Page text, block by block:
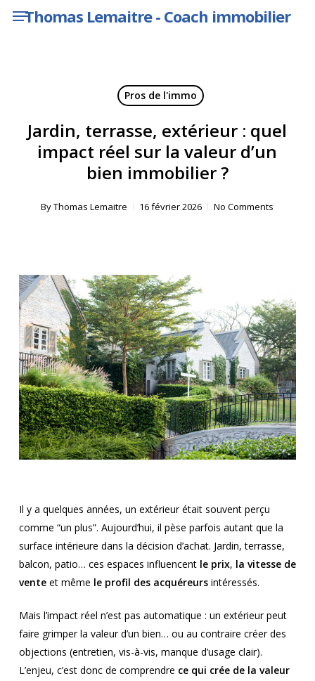
Skip Thomas Lemaitre - Coach immobilier
Menu
Pros de l'immo
Jardin, terrasse, extérieur : quel
impact réel sur la valeur d’un
bien immobilier ?
ByThomas Lemaitre 16 février 2026 No Comments
Il y a quelques années, un extérieur était souvent perçu
comme “un plus”. Aujourd’hui, il pèse parfois autant que la
surface intérieure dans la décision d’achat. Jardin, terrasse,
balcon, patio… ces espaces influencent le prix, la vitesse de
venteet même le profil des acquéreursintéressés.
Mais l’impact réel n’est pas automatique : un extérieur peut
faire grimper la valeur d’un bien… ou au contraire créer des
objections (entretien, vis-à-vis, manque d’usage clair).
L’enjeu, c’est donc de comprendre ce qui crée de la valeur